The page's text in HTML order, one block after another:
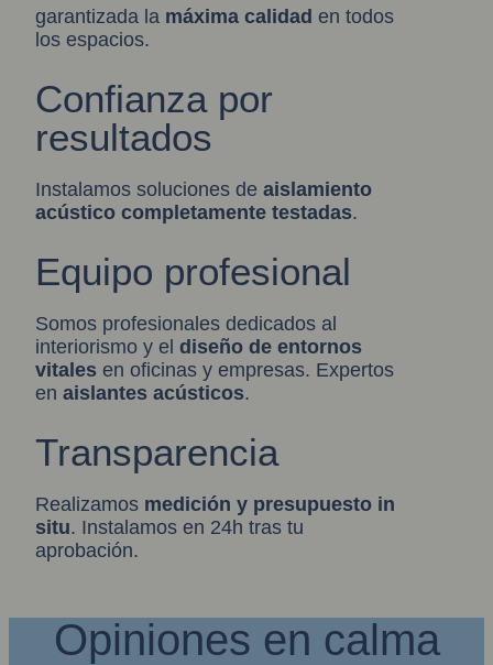
garantizada la máxima calidad en todos
los espacios.
Confianza por
resultados
Instalamos soluciones de aislamiento
acústico completamente testadas.
Equipo profesional
Somos profesionales dedicados al
interiorismo y el diseño de entornos
vitales en oficinas y empresas. Expertos
en aislantes acústicos.
Transparencia
Realizamos medición y presupuesto in
situ. Instalamos en 24h tras tu
aprobación.
Opiniones en calma